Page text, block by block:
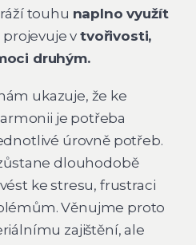
touhu naplno využít
projevuje vtvořivosti,
druhým.
ukazuje, že ke
je potřeba
úrovně potřeb.
dlouhodobě
ke stresu, frustraci
Věnujme proto
zajištění, ale